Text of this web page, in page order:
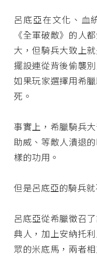
呂底亞在文化、血
《全軍破敵》的人
大，但騎兵大致上
擺設連從背後偷襲
如果玩家選擇用希
死。
事實上，希臘騎兵
助威、等敵人潰退
樣的功用。
但是呂底亞的騎兵就
呂底亞從希臘徵召
典人，加上安納托
眾的米底馬，兩者